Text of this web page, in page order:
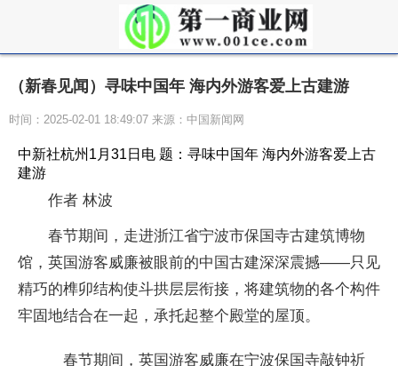
（新春见闻）寻味中国年 海内外游客爱上古建游
时间：2025-02-01 18:49:07 来源：中国新闻网
中新社杭州1月31日电 题：寻味中国年 海内外游客爱上古
建游
作者 林波
春节期间，走进浙江省宁波市保国寺古建筑博物
馆，英国游客威廉被眼前的中国古建深深震撼——只见
精巧的榫卯结构使斗拱层层衔接，将建筑物的各个构件
牢固地结合在一起，承托起整个殿堂的屋顶。
春节期间，英国游客威廉在宁波保国寺敲钟祈